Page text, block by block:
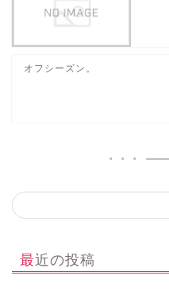
オフシーズン。
最近の投稿